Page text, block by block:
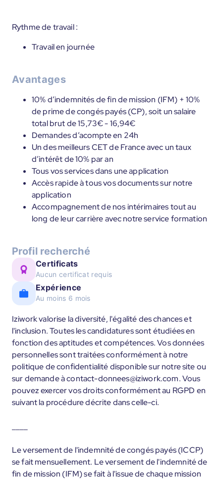
Rythme de travail :
Travail en journée
Avantages
10% d’indemnités de fin de mission (IFM) + 10%
de prime de congés payés (CP), soit un salaire
total brut de 15,73€ - 16,94€
Demandes d’acompte en 24h
Un des meilleurs CET de France avec un taux
d’intérêt de 10% par an
Tous vos services dans une application
Accès rapide à tous vos documents sur notre
application
Accompagnement de nos intérimaires tout au
long de leur carrière avec notre service formation
Profil recherché
Certificats
Aucun certificat requis
Expérience
Au moins 6 mois
Iziwork valorise la diversité, l'égalité des chances et
l'inclusion. Toutes les candidatures sont étudiées en
fonction des aptitudes et compétences. Vos données
personnelles sont traitées conformément à notre
politique de confidentialité disponible sur notre site ou
sur demande à contact-donnees@iziwork.com. Vous
pouvez exercer vos droits conformément au RGPD en
suivant la procédure décrite dans celle-ci.
Le versement de l'indemnité de congés payés (ICCP)
se fait mensuellement. Le versement de l'indemnité de
fin de mission (IFM) se fait à l'issue de chaque mission